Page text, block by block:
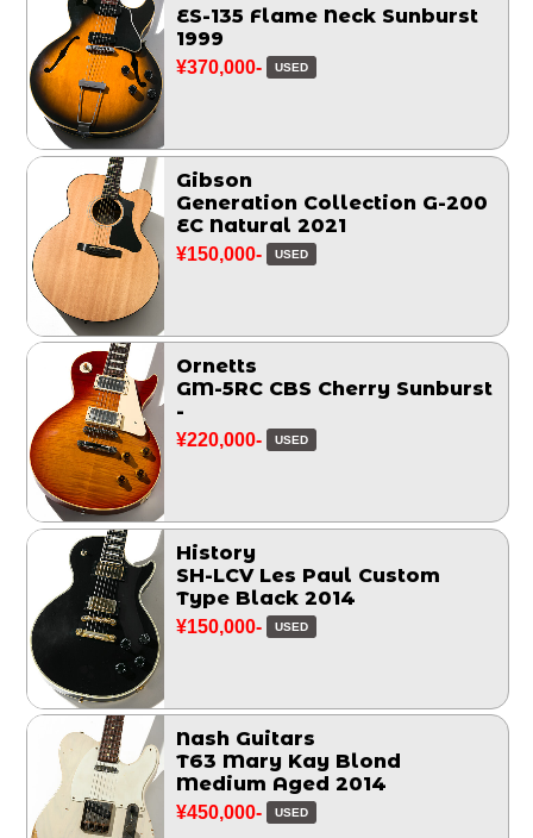
ES-135 Flame Neck Sunburst
1999
¥370,000- USED
Gibson
Generation Collection G-200
EC Natural 2021
¥150,000- USED
Ornetts
GM-5RC CBS Cherry Sunburst
-
¥220,000- USED
History
SH-LCV Les Paul Custom
Type Black 2014
¥150,000- USED
Nash Guitars
T63 Mary Kay Blond
Medium Aged 2014
¥450,000- USED